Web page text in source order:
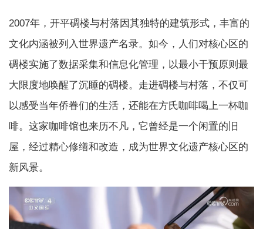
2007年，开平碉楼与村落因其独特的建筑形式，丰富的
文化内涵被列入世界遗产名录。如今，人们对核心区的
碉楼实施了数据采集和信息化管理，以最小干预原则最
大限度地唤醒了沉睡的碉楼。走进碉楼与村落，不仅可
以感受当年侨眷们的生活，还能在方氏咖啡喝上一杯咖
啡。这家咖啡馆也来历不凡，它曾经是一个闲置的旧
屋，经过精心修缮和改造，成为世界文化遗产核心区的
新风景。